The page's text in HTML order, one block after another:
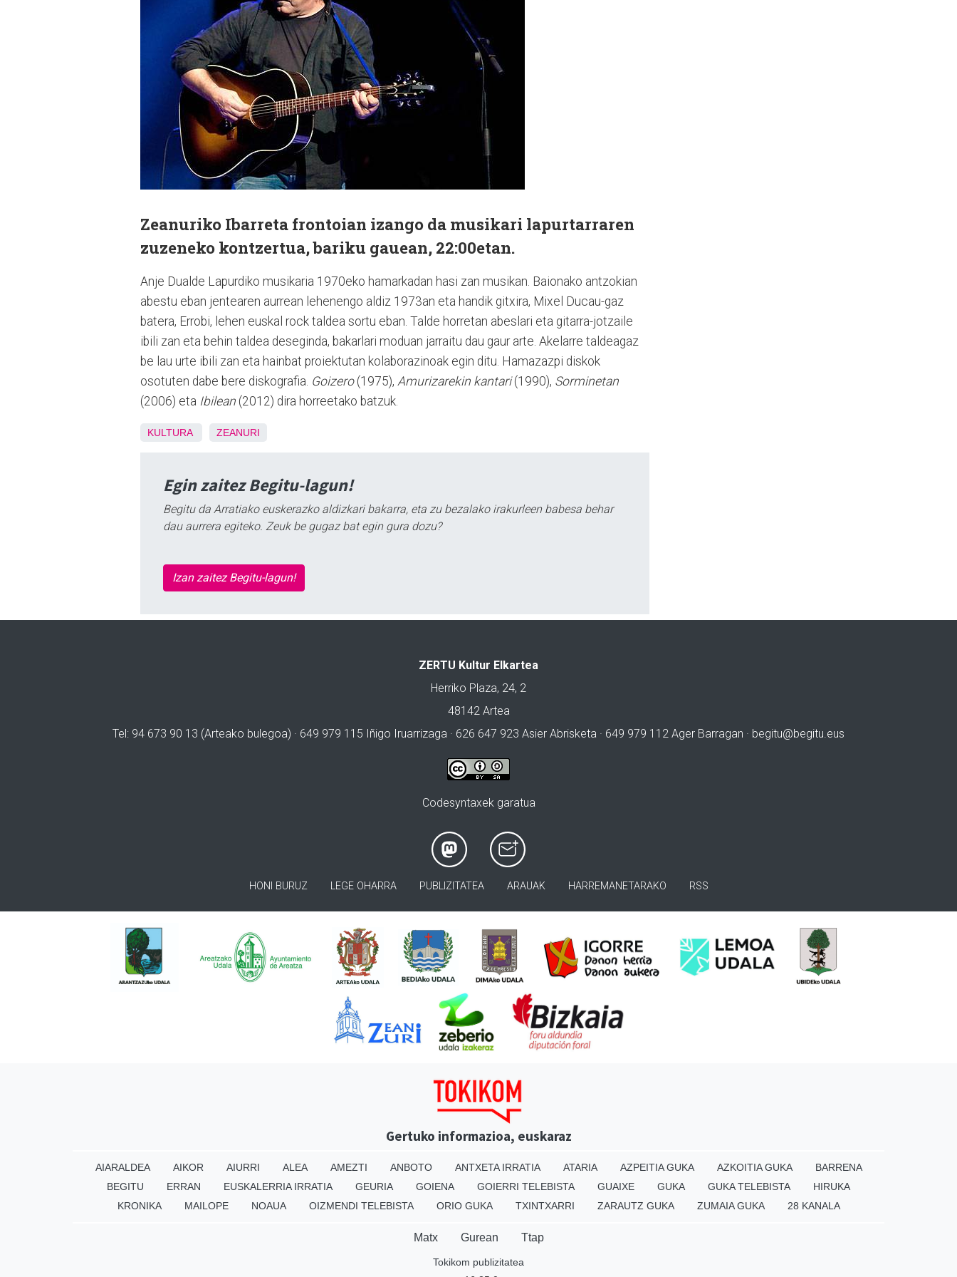
Zeanuriko Ibarreta frontoian izango da musikari lapurtarraren
zuzeneko kontzertua, bariku gauean, 22:00etan.
Anje Dualde Lapurdiko musikaria 1970eko hamarkadan hasi zan musikan. Baionako antzokian
abestu eban jentearen aurrean lehenengo aldiz 1973an eta handik gitxira, Mixel Ducau-gaz
batera, Errobi, lehen euskal rock taldea sortu eban. Talde horretan abeslari eta gitarra-jotzaile
ibili zan eta behin taldea deseginda, bakarlari moduan jarraitu dau gaur arte. Akelarre taldeagaz
be lau urte ibili zan eta hainbat proiektutan kolaborazinoak egin ditu. Hamazazpi diskok
osotuten dabe bere diskografia. Goizero(1975), Amurizarekin kantari(1990), Sorminetan
(2006) eta Ibilean (2012) dira horreetako batzuk.
KULTURA ZEANURI
Egin zaitez Begitu-lagun!
Begitu da Arratiako euskerazko aldizkari bakarra, eta zu bezalako irakurleen babesa behar
dau aurrera egiteko. Zeuk be gugaz bat egin gura dozu?
Izan zaitez Begitu-lagun!
ZERTU Kultur Elkartea
Herriko Plaza, 24, 2
48142 Artea
Tel: 94 673 90 13 (Arteako bulegoa) · 649 979 115 Iñigo Iruarrizaga · 626 647 923 Asier Abrisketa · 649 979 112 Ager Barragan · begitu@begitu.eus
Codesyntaxek garatua
HONI BURUZ LEGE OHARRA PUBLIZITATEA ARAUAK HARREMANETARAKO RSS
Gertuko informazioa, euskaraz
AIARALDEA AIKOR AIURRI ALEA AMEZTI ANBOTO ANTXETA IRRATIA ATARIA AZPEITIA GUKA AZKOITIA GUKA
BARRENA
BEGITU
ERRAN EUSKALERRIA IRRATIA GEURIA GOIENA GOIERRI TELEBISTA GUAIXE GUKA GUKA TELEBISTA
HIRUKA
KRONIKA
MAILOPE NOAUA OIZMENDI TELEBISTA ORIO GUKA TXINTXARRI ZARAUTZ GUKA ZUMAIA GUKA 28 KANALA
Matx Gurean Ttap
Tokikom publizitatea